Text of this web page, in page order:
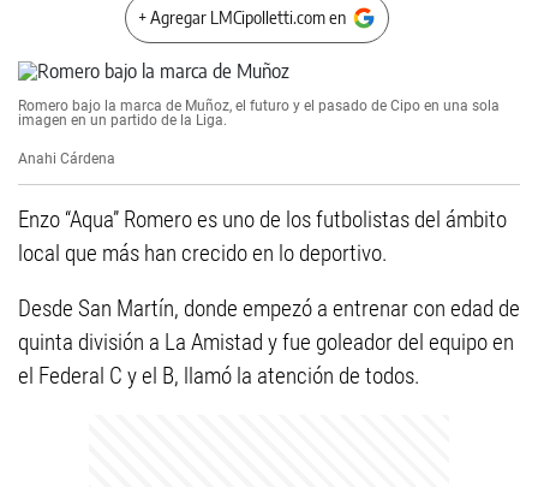
+ Agregar LMCipolletti.com en
Romero bajo la marca de Muñoz, el futuro y el pasado de Cipo en una sola
imagen en un partido de la Liga.
Anahi Cárdena
Enzo “Aqua” Romero es uno de los futbolistas del ámbito
local que más han crecido en lo deportivo.
Desde San Martín, donde empezó a entrenar con edad de
quinta división a La Amistad y fue goleador del equipo en
el Federal C y el B, llamó la atención de todos.